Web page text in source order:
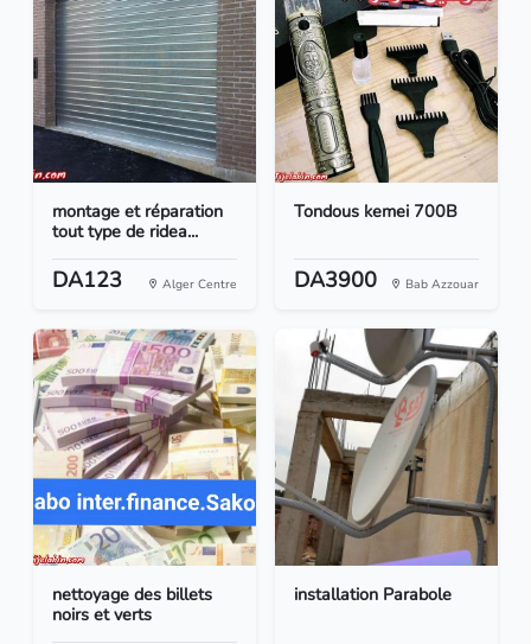
montage et réparation
tout type de ridea...
DA123 Alger Centre
Tondous kemei 700B
DA3900 Bab Azzouar
nettoyage des billets
noirs et verts
installation Parabole